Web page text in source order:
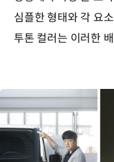
심플한 형태와 각 요
투톤 컬러는 이러한